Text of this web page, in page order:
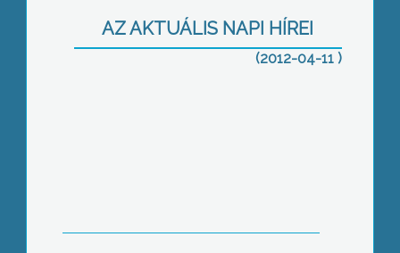
AZ AKTUÁLIS NAPI HÍREI
(2012-04-11 )